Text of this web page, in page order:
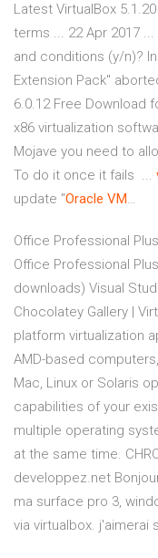
Latest VirtualBox
terms ... 22 Apr 2017
and conditions (y/n)?
Extension Pack"
6.0.12 Free Download
x86 virtualization
Mojave you need to
To do it once it fails ...
update "Oracle VM…
Office Professional
Office Professional
downloads) Visual
Chocolatey Gallery |
platform virtualization
AMD-based
Mac, Linux or Solaris
capabilities of your
multiple operating
at the same time.
developpez.net
ma surface pro 3,
via virtualbox. j'aimerai